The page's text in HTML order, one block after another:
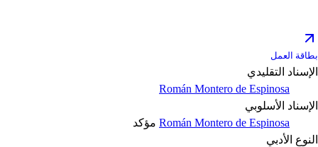
بطاقة العمل
الإسناد التقليدي
Román Montero de Espinosa
الإسناد الأسلوبي
Román Montero de Espinosa مؤكد
النوع الأدبي